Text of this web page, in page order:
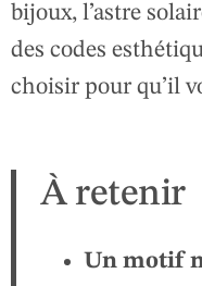
bijoux, l’astre
des codes
choisir pour qu’il
À retenir
Un motif